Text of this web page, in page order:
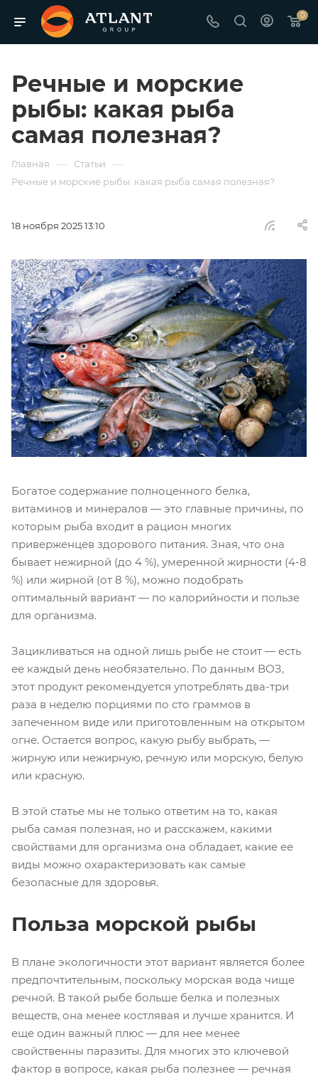
0
Речные и морские
рыбы: какая рыба
самая полезная?
Главная — Статьи —
Речные и морские рыбы: какая рыба самая полезная?
18 ноября 2025 13:10
Богатое содержание полноценного белка,
витаминов и минералов — это главные причины, по
которым рыба входит в рацион многих
приверженцев здорового питания. Зная, что она
бывает нежирной (до 4 %), умеренной жирности (4-8
%) или жирной (от 8 %), можно подобрать
оптимальный вариант — по калорийности и пользе
для организма.
Зацикливаться на одной лишь рыбе не стоит — есть
ее каждый день необязательно. По данным ВОЗ,
этот продукт рекомендуется употреблять два-три
раза в неделю порциями по сто граммов в
запеченном виде или приготовленным на открытом
огне. Остается вопрос, какую рыбу выбрать, —
жирную или нежирную, речную или морскую, белую
или красную.
В этой статье мы не только ответим на то, какая
рыба самая полезная, но и расскажем, какими
свойствами для организма она обладает, какие ее
виды можно охарактеризовать как самые
безопасные для здоровья.
Польза морской рыбы
В плане экологичности этот вариант является более
предпочтительным, поскольку морская вода чище
речной. В такой рыбе больше белка и полезных
веществ, она менее костлявая и лучше хранится. И
еще один важный плюс — для нее менее
свойственны паразиты. Для многих это ключевой
фактор в вопросе, какая рыба полезнее — речная